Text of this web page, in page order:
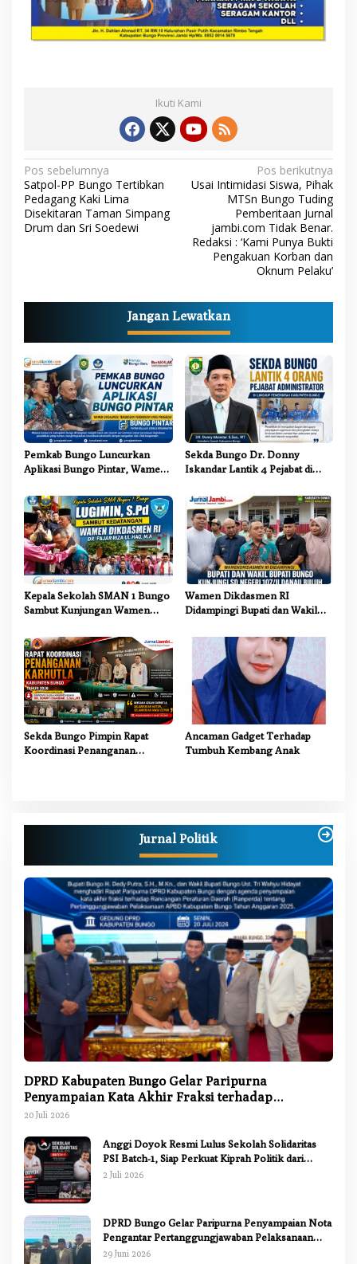
Ikuti Kami
N
a
v
s
p
o
s
Pos sebelumnya
Satpol-PP Bungo Tertibkan
Pedagang Kaki Lima
Disekitaran Taman Simpang
Drum dan Sri Soedewi
Pos berikutnya
Usai Intimidasi Siswa, Pihak
MTSn Bungo Tuding
Pemberitaan Jurnal
jambi.com Tidak Benar.
Redaksi : ‘Kami Punya Bukti
Pengakuan Korban dan
Oknum Pelaku’
Jangan Lewatkan
Pemkab Bungo Luncurkan
Aplikasi Bungo Pintar, Wamen
Pendidikan yang Progresif
Sekda Bungo Dr. Donny
Iskandar Lantik 4 Pejabat di
Kepala Sekolah SMAN 1 Bungo
Sambut Kunjungan Wamen
PJJ untuk Anak Putus Sekolah
Wamen Dikdasmen RI
Didampingi Bupati dan Wakil
SD Negeri 107/II Danau Buluh
Sekda Bungo Pimpin Rapat
Koordinasi Penanganan
Ancaman Gadget Terhadap
Tumbuh Kembang Anak
Jurnal Politik
DPRD Kabupaten Bungo Gelar Paripurna
Penyampaian Kata Akhir Fraksi terhadap
Ranperda Pertanggungjawaban APBD 2025
20 Juli 2026
Anggi Doyok Resmi Lulus Sekolah Solidaritas
PSI Batch-1, Siap Perkuat Kiprah Politik dari
Daerah
2 Juli 2026
DPRD Bungo Gelar Paripurna Penyampaian Nota
Pengantar Pertanggungjawaban Pelaksanaan
APBD 2025
29 Juni 2026